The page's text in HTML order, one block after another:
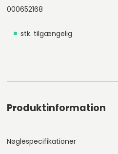
000652168
stk. tilgængelig
Produktinformation
Nøglespecifikationer